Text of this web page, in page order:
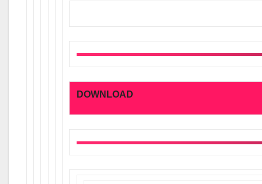
DOWNLOAD